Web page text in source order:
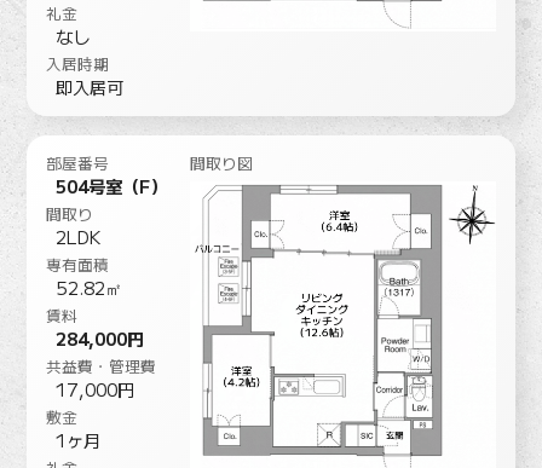
礼金
なし
入居時期
即入居可
部屋番号
504号室（F）
間取り
2LDK
専有面積
52.82㎡
賃料
284,000円
共益費・管理費
17,000円
敷金
1ヶ月
間取り図